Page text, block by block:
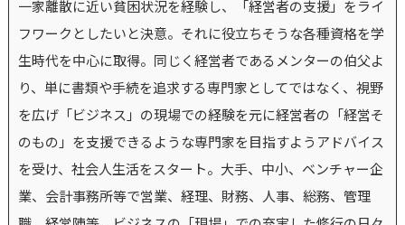
一家離散に近い貧困状況を経験し、「経営者の支援」をライ
フワークとしたいと決意。それに役立ちそうな各種資格を学
生時代を中心に取得。同じく経営者であるメンターの伯父よ
り、単に書類や手続を追求する専門家としてではなく、視野
を広げ「ビジネス」の現場での経験を元に経営者の「経営そ
のもの」を支援できるような専門家を目指すようアドバイス
を受け、社会人生活をスタート。大手、中小、ベンチャー企
業、会計事務所等で営業、経理、財務、人事、総務、管理